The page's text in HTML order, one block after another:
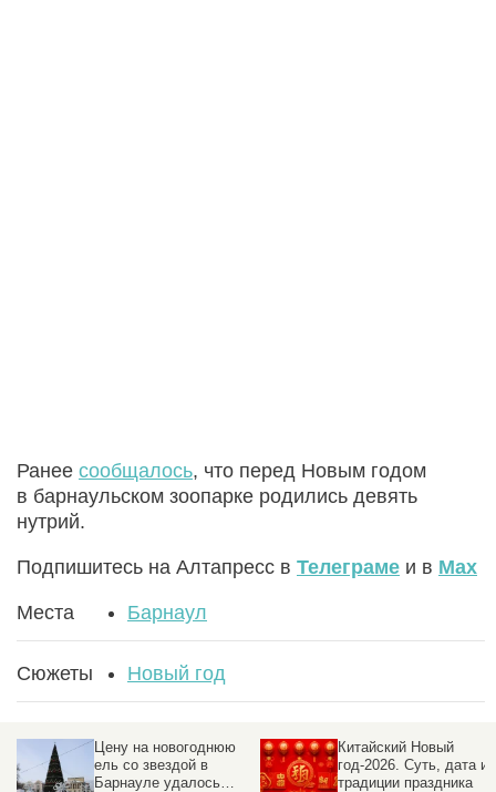
Ранее сообщалось, что перед Новым годом
в барнаульском зоопарке родились девять
нутрий.
Подпишитесь на Алтапресс в Телеграме и в Max
Места Барнаул
Сюжеты Новый год
Цену на новогоднюю
ель со звездой в
Барнауле удалось
Китайский Новый
год-2026. Суть, дата и
традиции праздника